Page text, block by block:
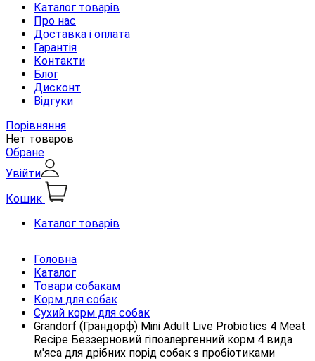
Каталог товарів
Про нас
Доставка і оплата
Гарантія
Контакти
Блог
Дисконт
Відгуки
Порівняння
Нет товаров
Обране
Увійти
Кошик
Каталог товарів
Головна
Каталог
Товари собакам
Корм для собак
Сухий корм для собак
Grandorf (Грандорф) Mini Adult Live Probiotics 4 Meat
Recipe Беззерновий гіпоалергенний корм 4 вида
м'яса для дрібних порід собак з пробіотиками